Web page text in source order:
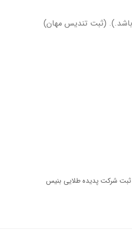
باشد.). (ثبت تندیس مهان)
ثبت شرکت پدیده طلایی بنیس